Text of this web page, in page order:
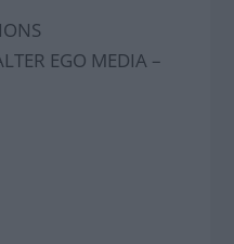
EGO MEDIA –